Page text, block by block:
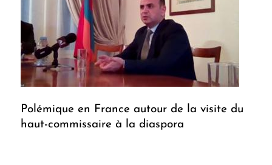
Polémique en France autour de la visite du
haut-commissaire à la diaspora